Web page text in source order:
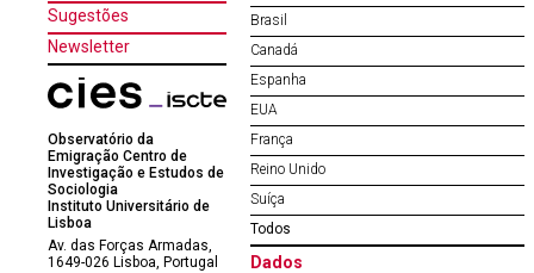
Sugestões
Newsletter
Observatório da
Emigração Centro de
Investigação e Estudos de
Sociologia
Instituto Universitário de
Lisboa
Av. das Forças Armadas,
1649-026 Lisboa, Portugal
Brasil
Canadá
Espanha
EUA
França
Reino Unido
Suíça
Todos
Dados